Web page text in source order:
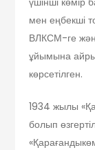
мен еңбекші
ВЛКСМ-ге
ұйымына
көрсетілген.
1934 жылы
болып